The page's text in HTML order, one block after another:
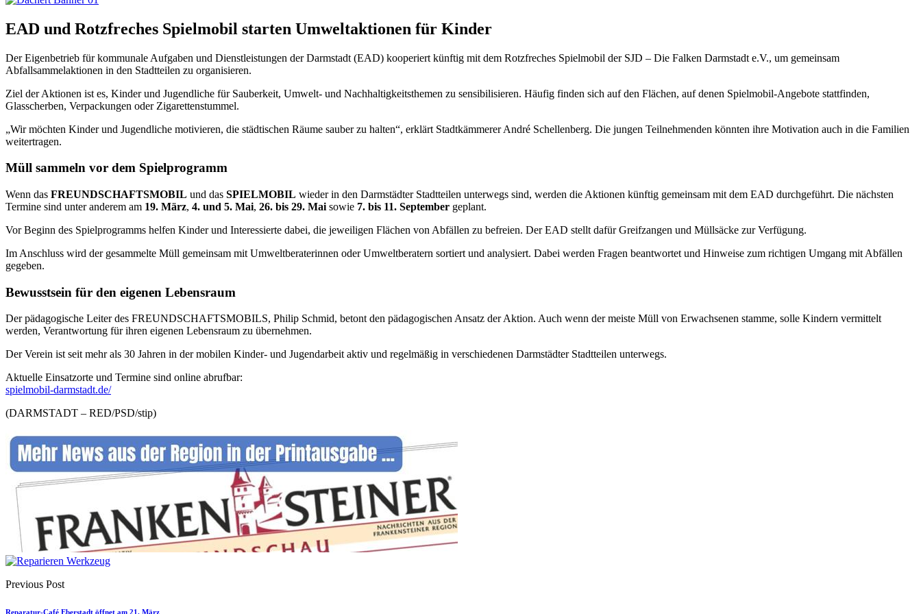
EAD und Rotzfreches Spielmobil starten Umweltaktionen für Kinder
Der Eigenbetrieb für kommunale Aufgaben und Dienstleistungen der Darmstadt (EAD) kooperiert künftig mit dem Rotzfreches Spielmobil der SJD – Die Falken Darmstadt e.V., um gemeinsam
Abfallsammelaktionen in den Stadtteilen zu organisieren.
Ziel der Aktionen ist es, Kinder und Jugendliche für Sauberkeit, Umwelt- und Nachhaltigkeitsthemen zu sensibilisieren. Häufig finden sich auf den Flächen, auf denen Spielmobil-Angebote stattfinden,
Glasscherben, Verpackungen oder Zigarettenstummel.
„Wir möchten Kinder und Jugendliche motivieren, die städtischen Räume sauber zu halten“, erklärt Stadtkämmerer André Schellenberg. Die jungen Teilnehmenden könnten ihre Motivation auch in die Familien
weitertragen.
Müll sammeln vor dem Spielprogramm
Wenn das FREUNDSCHAFTSMOBIL und das SPIELMOBIL wieder in den Darmstädter Stadtteilen unterwegs sind, werden die Aktionen künftig gemeinsam mit dem EAD durchgeführt. Die nächsten
Termine sind unter anderem am 19. März, 4. und 5. Mai, 26. bis 29. Mai sowie 7. bis 11. September geplant.
Vor Beginn des Spielprogramms helfen Kinder und Interessierte dabei, die jeweiligen Flächen von Abfällen zu befreien. Der EAD stellt dafür Greifzangen und Müllsäcke zur Verfügung.
Im Anschluss wird der gesammelte Müll gemeinsam mit Umweltberaterinnen oder Umweltberatern sortiert und analysiert. Dabei werden Fragen beantwortet und Hinweise zum richtigen Umgang mit Abfällen
gegeben.
Bewusstsein für den eigenen Lebensraum
Der pädagogische Leiter des FREUNDSCHAFTSMOBILS, Philip Schmid, betont den pädagogischen Ansatz der Aktion. Auch wenn der meiste Müll von Erwachsenen stamme, solle Kindern vermittelt
werden, Verantwortung für ihren eigenen Lebensraum zu übernehmen.
Der Verein ist seit mehr als 30 Jahren in der mobilen Kinder- und Jugendarbeit aktiv und regelmäßig in verschiedenen Darmstädter Stadtteilen unterwegs.
Aktuelle Einsatzorte und Termine sind online abrufbar:
spielmobil-darmstadt.de/
(DARMSTADT – RED/PSD/stip)
Previous Post
Reparatur-Café Eberstadt öffnet am 21. März